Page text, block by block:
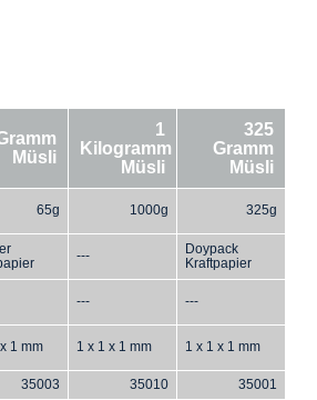
Müsli
1
Kilogramm
Müsli
325
Gramm
Müsli
65g 1000g 325g
---
Doypack
Kraftpapier
--- ---
1 mm 1 x 1 x 1 mm 1 x 1 x 1 mm
35003 35010 35001